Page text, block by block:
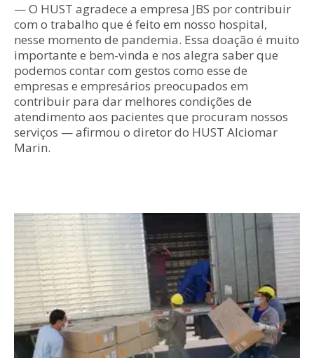
— O HUST agradece a empresa JBS por contribuir
com o trabalho que é feito em nosso hospital,
nesse momento de pandemia. Essa doação é muito
importante e bem-vinda e nos alegra saber que
podemos contar com gestos como esse de
empresas e empresários preocupados em
contribuir para dar melhores condições de
atendimento aos pacientes que procuram nossos
serviços — afirmou o diretor do HUST Alciomar
Marin.